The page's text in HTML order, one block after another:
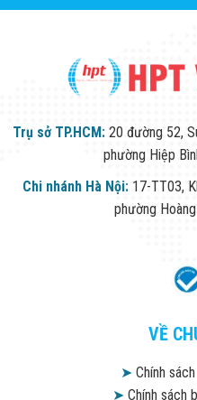
Trụ sở TP.HCM: 20 đường 52,
phường Hiệp
Chi nhánh Hà Nội: 17-TT03,
phường
VỀ
➤Chính
➤Chính sách